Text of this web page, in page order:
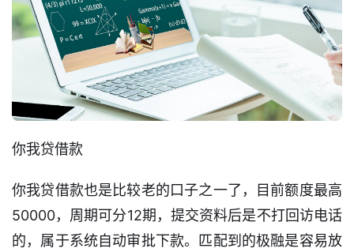
你我贷借款
你我贷借款也是比较老的口子之一了，目前额度最高
50000，周期可分12期，提交资料后是不打回访电话
的，属于系统自动审批下款。匹配到的极融是容易放